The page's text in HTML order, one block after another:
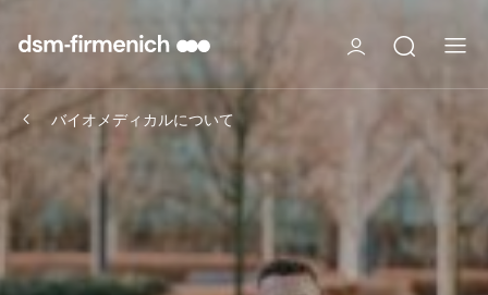
バイオメディカルについて